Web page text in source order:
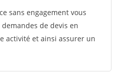
sans engagement vous
de devis en
activité et ainsi assurer un